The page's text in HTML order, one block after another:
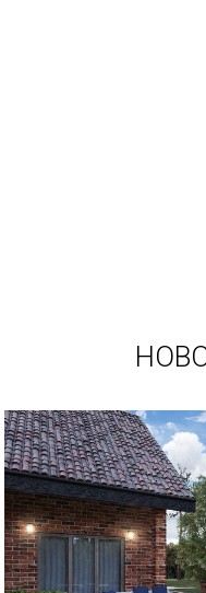
В этой статье мы
что нужно
укладке
материалов